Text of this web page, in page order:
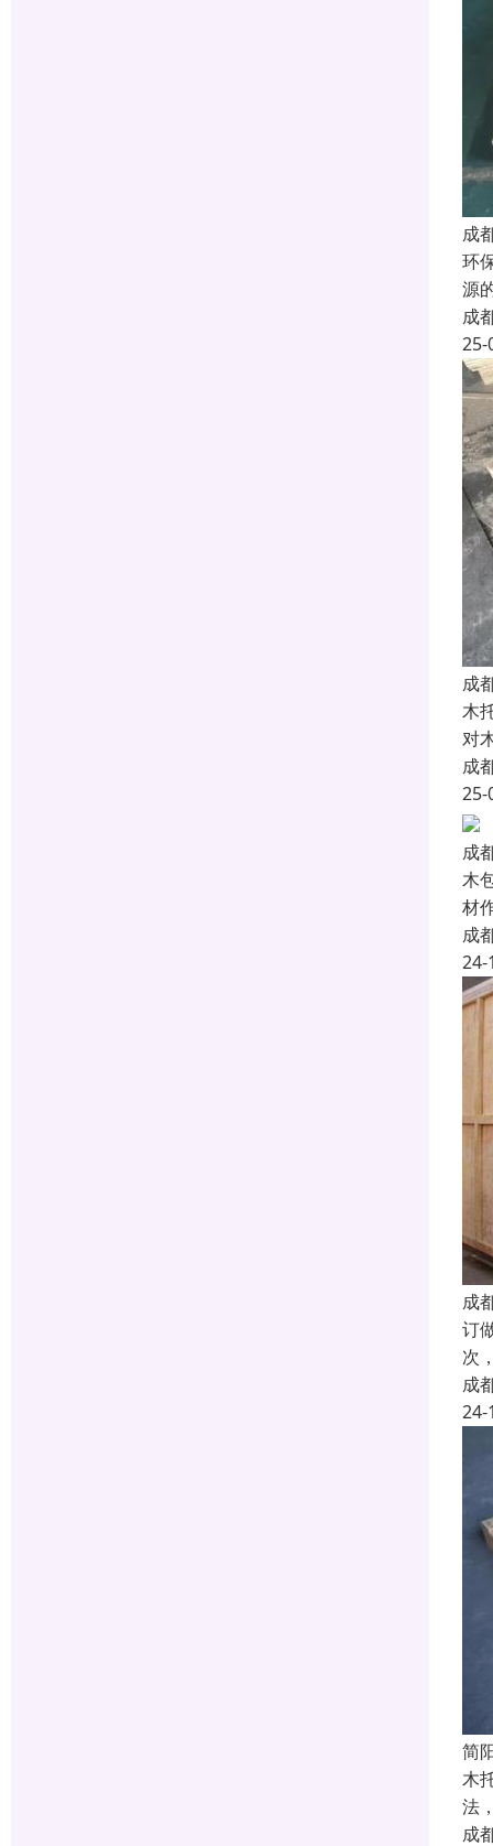
成
环
源
成
25-
成
木
对
成
25-
成
木
材
成
24-
成
订
次
成
24-
简
木
法
成